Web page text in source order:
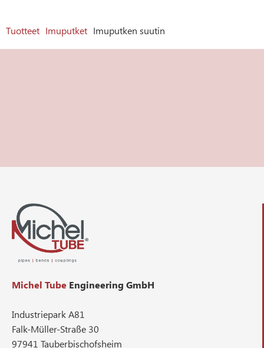
Tuotteet Imuputket Imuputken suutin
Michel Tube Engineering GmbH
Industriepark A81
Falk-Müller-Straße 30
97941 Tauberbischofsheim